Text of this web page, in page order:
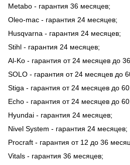
Metabo - гарантия 36 месяцев;
Oleo-mac - гарантия 24 месяцев;
Husqvarna - гарантия 24 месяцев;
Stihl - гарантия 24 месяцев;
Al-Ko - гарантия от 24 месяцев до
SOLO - гарантия от 24 месяцев до
Stiga - гарантия от 24 месяцев до
Echo - гарантия от 24 месяцев до
Hyundai - гарантия 24 месяцев;
Nivel System - гарантия 24 месяцев;
Procraft - гарантия от 12 до 36
Vitals - гарантия 36 месяцев;